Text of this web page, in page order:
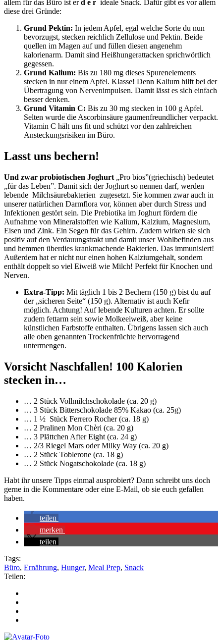
allem für das Büro ist erd e r ideale Snack. Dafür gibt es vor allem
diese drei Gründe:
Grund Pektin: In jedem Apfel, egal welche Sorte du nun
bevorzugst, stecken reichlich Zellulose und Pektin. Beide
quellen im Magen auf und füllen diesen angenehm
kalorienarm. Damit sind Heißhungerattacken sprichwörtlich
gegessen.
Grund Kalium: Bis zu 180 mg dieses Spurenelements
stecken in nur einem Apfel. Klasse! Denn Kalium hilft bei der
Übertragung von Nervenimpulsen. Damit lässt es sich einfach
besser denken.
Grund Vitamin C: Bis zu 30 mg stecken in 100 g Apfel.
Selten wurde die Ascorbinsäure gaumenfreundlicher verpackt.
Vitamin C hält uns fit und schützt vor den zahlreichen
Ansteckungsrisiken im Büro.
Lasst uns bechern!
Und zwar probiotischen Joghurt „Pro bios”(griechisch) bedeutet
„für das Leben”. Damit sich der Joghurt so nennen darf, werden
lebende Milchsäurebakterien zugesetzt. Sie kommen zwar auch in
unserer natürlichen Darmflora vor, können aber durch Stress und
Infektionen gestört sein. Die Prebiotika im Joghurt fördern die
Aufnahme von Mineralstoffen wie Kalium, Kalzium, Magnesium,
Eisen und Zink. Ein Segen für das Gehirn. Zudem wirken sie sich
positiv auf den Verdauungstrakt und damit unser Wohlbefinden aus
und hemmen überdies krankmachende Bakterien. Das immunisiert!
Außerdem hat er nicht nur einen hohen Kalziumgehalt, sondern
enthält doppelt so viel Eiweiß wie Milch! Perfekt für Knochen und
Nerven.
Extra-Tipp: Mit täglich 1 bis 2 Bechern (150 g) bist du auf
der „sicheren Seite“ (150 g). Alternativ ist auch Kefir
möglich. Achtung! Auf lebende Kulturen achten. Er sollte
zudem fettarm sein sowie Molkeeiweiß, aber keine
künstlichen Farbstoffe enthalten. Übrigens lassen sich auch
alle oben genannten Trockenfrüchte hervorragend
untermengen.
Vorsicht Naschfallen! 100 Kalorien
stecken in…
… 2 Stück Vollmilchschokolade (ca. 20 g)
… 3 Stück Bitterschokolade 85% Kakao (ca. 25g)
… 1 ½ Stück Ferrero Rocher (ca. 18 g)
… 2 Pralinen Mon Chèri (ca. 20 g)
… 3 Plättchen After Eight (ca. 24 g)
… 2/3 Riegel Mars oder Milky Way (ca. 20 g)
… 2 Stück Toblerone (ca. 18 g)
… 2 Stück Nogatschokolade (ca. 18 g)
Habt ihr unsere Tipps einmal ausprobiert? Dann schreibt uns doch
gerne in die Kommentare oder eine E-Mail, ob sie euch gefallen
haben.
teilen
merken
teilen
Tags:
Büro, Ernährung, Hunger, Meal Prep, Snack
Teilen: